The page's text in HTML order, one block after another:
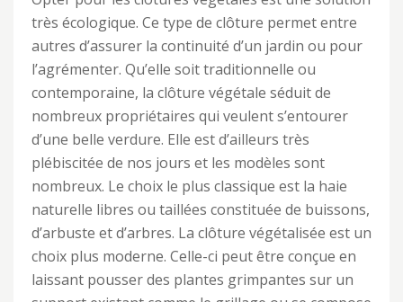
très écologique. Ce type de clôture permet entre
autres d’assurer la continuité d’un jardin ou pour
l’agrémenter. Qu’elle soit traditionnelle ou
contemporaine, la clôture végétale séduit de
nombreux propriétaires qui veulent s’entourer
d’une belle verdure. Elle est d’ailleurs très
plébiscitée de nos jours et les modèles sont
nombreux. Le choix le plus classique est la haie
naturelle libres ou taillées constituée de buissons,
d’arbuste et d’arbres. La clôture végétalisée est un
choix plus moderne. Celle-ci peut être conçue en
laissant pousser des plantes grimpantes sur un